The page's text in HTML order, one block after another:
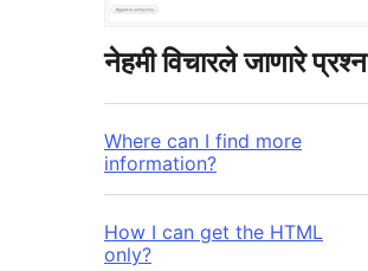
नेहमी विचारले जाणारे प्रश्न
Where can I find more
information?
How I can get the HTML
only?